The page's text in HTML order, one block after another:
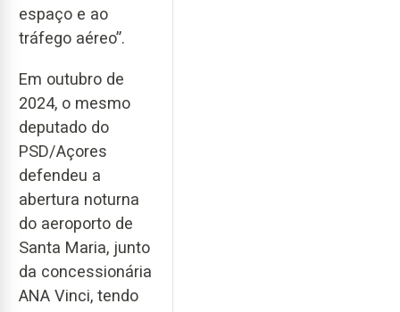
espaço e ao
tráfego aéreo”.
Em outubro de
2024, o mesmo
deputado do
PSD/Açores
defendeu a
abertura noturna
do aeroporto de
Santa Maria, junto
da concessionária
ANA Vinci, tendo